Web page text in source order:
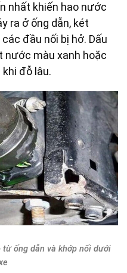
nhất khiến hao nước
ra ở ống dẫn, két
đầu nối bị hở. Dấu
nước màu xanh hoặc
đỗ lâu.
ống dẫn và khớp nối dưới